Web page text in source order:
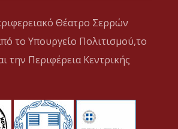
Θέατρο Σερρών
το Υπουργείο Πολιτισμού,το
την Περιφέρεια Κεντρικής